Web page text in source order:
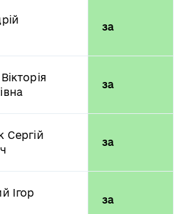
за
за
Сергій
за
Ігор
за